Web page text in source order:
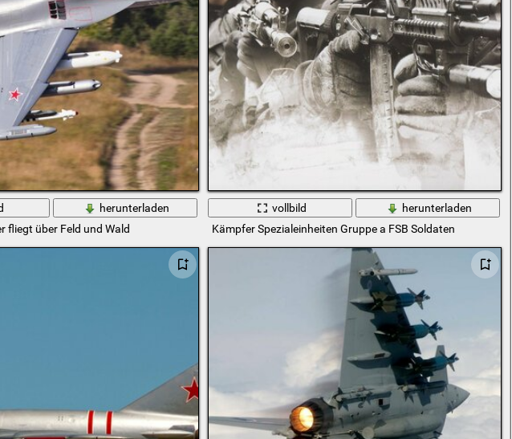
herunterladen
fliegt über Feld und Wald
vollbild
herunterladen
Kämpfer Spezialeinheiten Gruppe a FSB Soldaten